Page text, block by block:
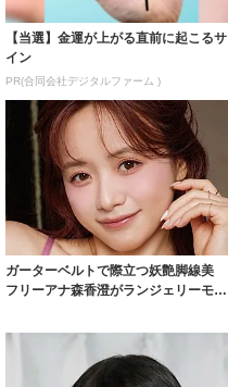
【当選】金運が上がる直前に起こるサ
イン
PR(合同会社デジタルファーム )
ガーターベルトで際立つ妖艶脚線美
フリーアナ森香澄がランジェリーモデ